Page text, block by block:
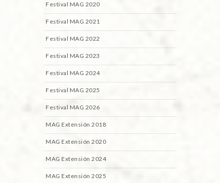
Festival MAG 2020
Festival MAG 2021
Festival MAG 2022
Festival MAG 2023
Festival MAG 2024
Festival MAG 2025
Festival MAG 2026
MAG Extensión 2018
MAG Extensión 2020
MAG Extensión 2024
MAG Extensión 2025